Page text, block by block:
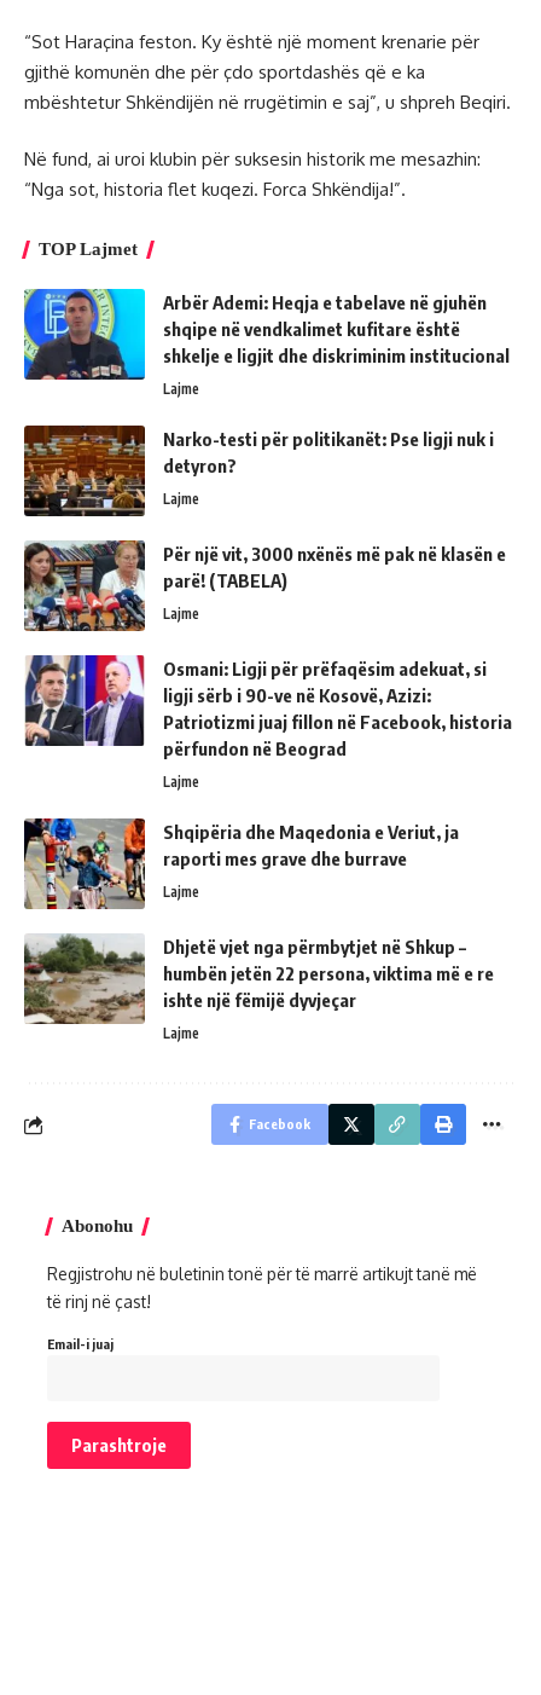
“Sot Haraçina feston. Ky është një moment krenarie për
gjithë komunën dhe për çdo sportdashës që e ka
mbështetur Shkëndijën në rrugëtimin e saj”, u shpreh Beqiri.
Në fund, ai uroi klubin për suksesin historik me mesazhin:
“Nga sot, historia flet kuqezi. Forca Shkëndija!”.
TOP Lajmet
Arbër Ademi: Heqja e tabelave në gjuhën
shqipe në vendkalimet kufitare është
shkelje e ligjit dhe diskriminim institucional
Lajme
Narko-testi për politikanët: Pse ligji nuk i
detyron?
Lajme
Për një vit, 3000 nxënës më pak në klasën e
parë! (TABELA)
Lajme
Osmani: Ligji për prëfaqësim adekuat, si
ligji sërb i 90-ve në Kosovë, Azizi:
Patriotizmi juaj fillon në Facebook, historia
përfundon në Beograd
Lajme
Shqipëria dhe Maqedonia e Veriut, ja
raporti mes grave dhe burrave
Lajme
Dhjetë vjet nga përmbytjet në Shkup –
humbën jetën 22 persona, viktima më e re
ishte një fëmijë dyvjeçar
Lajme
Facebook
Abonohu
Regjistrohu në buletinin tonë për të marrë artikujt tanë më
të rinj në çast!
Email-i juaj